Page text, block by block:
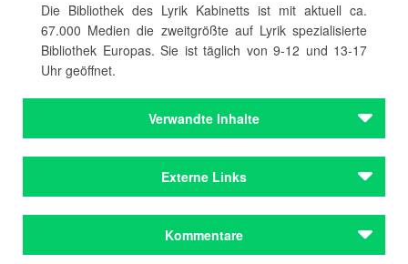
Die Bibliothek des Lyrik Kabinetts ist mit aktuell ca.
67.000 Medien die zweitgrößte auf Lyrik spezialisierte
Bibliothek Europas. Sie ist täglich von 9-12 und 13-17
Uhr geöffnet.
Verwandte Inhalte
Autoren
Externe Links
Kommentare